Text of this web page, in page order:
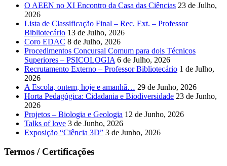
O AEEN no XI Encontro da Casa das Ciências 23 de Julho,
2026
Lista de Classificação Final – Rec. Ext. – Professor
Bibliotecário 13 de Julho, 2026
Coro EDAC 8 de Julho, 2026
Procedimentos Concursal Comum para dois Técnicos
Superiores – PSICOLOGIA 6 de Julho, 2026
Recrutamento Externo – Professor Bibliotecário 1 de Julho,
2026
A Escola, ontem, hoje e amanhã… 29 de Junho, 2026
Horta Pedagógica: Cidadania e Biodiversidade 23 de Junho,
2026
Projetos – Biologia e Geologia 12 de Junho, 2026
Talks of love 3 de Junho, 2026
Exposição “Ciência 3D” 3 de Junho, 2026
Termos / Certificações